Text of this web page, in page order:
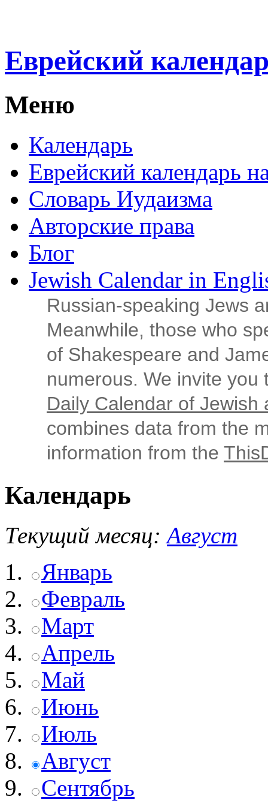
Еврейский
Меню
Календарь
Еврейский календарь
Словарь Иудаизма
Авторские права
Блог
Jewish Calendar in
Russian‑speaking Jews
Meanwhile, those who
of Shakespeare and
numerous. We invite
Daily Calendar of Jewish
combines data from the
information from the
Календарь
Текущий месяц: Август
Январь
Февраль
Март
Апрель
Май
Июнь
Июль
Август
Сентябрь